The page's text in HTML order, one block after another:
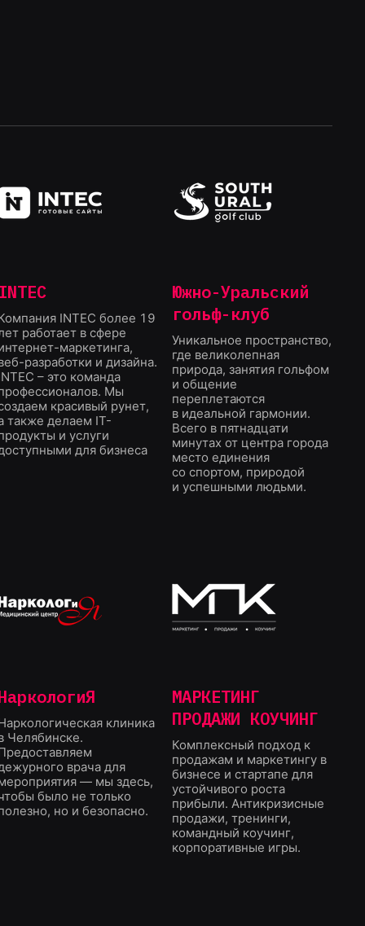
INTEC
INTEC более 19
работает в сфере
маркетинга,
разработки и дизайна.
– это команда
Мы
красивый рунет,
также делаем IT-
и услуги
для бизнеса
Южно-Уральский
гольф-клуб
Уникальное пространство,
где великолепная
природа, занятия гольфом
и общение
переплетаются
в идеальной гармонии.
Всего в пятнадцати
минутах от центра города
место единения
со спортом, природой
и успешными людьми.
клиника
Челябинске.
врача для
— мы здесь,
было не только
но и безопасно.
МАРКЕТИНГ
ПРОДАЖИ КОУЧИНГ
Комплексный подход к
продажам и маркетингу в
бизнесе и стартапе для
устойчивого роста
прибыли. Антикризисные
продажи, тренинги,
командный коучинг,
корпоративные игры.